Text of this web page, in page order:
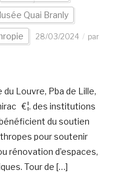
Quai Branly
28/03/2024
par
Louvre, Pba de Lille,
€¦. des institutions
du soutien
pour soutenir
rénovation d’espaces,
Tour de […]